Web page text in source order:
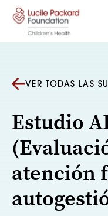
Saltar al contenido
VER TODAS LAS
Estudio
atención